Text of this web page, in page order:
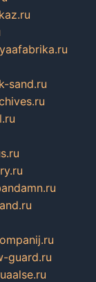
sand.ru
guard.ru
aalse.ru